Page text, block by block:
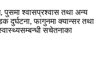
पुसमा श्वासप्रश्वास तथा अन्य
दुर्घटना, फागुनमा क्यान्सर तथा
सचेतनाका